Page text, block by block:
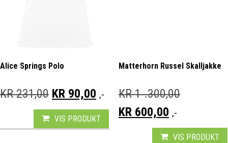
Alice Springs Polo
KR231,00 OPPRINNELIG PRIS VAR: KR 231,00.
KR 90,00 NÅVÆRENDE PRIS ER: KR
,-
VIS PRODUKT
Matterhorn Russel Skalljakke
KR1 .300,00
KR600,00 ,-
VIS PRODUKT